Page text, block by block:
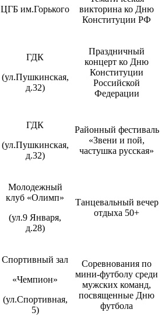
ЦГБ им.Горького
викторина ко Дню
Конституции РФ
ГДК
(ул.Пушкинская,
д.32)
Праздничный
концерт ко Дню
Конституции
Российской
Федерации
ГДК
(ул.Пушкинская,
д.32)
Районный фестиваль
«Звени и пой,
частушка русская»
Молодежный
клуб «Олимп»
(ул.9 Января,
д.28)
Танцевальный вечер
отдыха 50+
Спортивный зал
«Чемпион»
(ул.Спортивная,
5)
Соревнования по
мини-футболу среди
мужских команд,
посвященные Дню
футбола